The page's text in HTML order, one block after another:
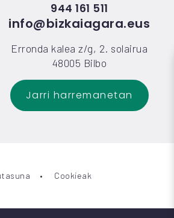
944 161 511
info@bizkaiagara.eus
Erronda kalea z/g, 2. solairua
48005 Bilbo
Jarri harremanetan
Cookieak